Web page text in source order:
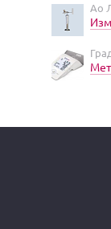
Ао